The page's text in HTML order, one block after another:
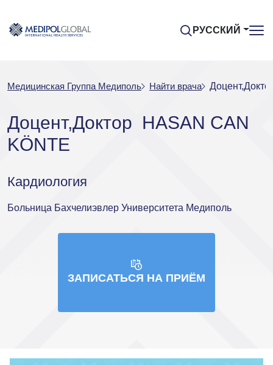
РУССКИЙ
Медицинская Группа Медиполь Найти врача
Доцент,Доктор HASAN CAN
KÖNTE
Кардиология
Больница Бахчелиэвлер Университета Медиполь
ЗАПИСАТЬСЯ НА ПРИЁМ